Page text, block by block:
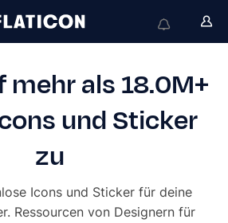
mehr als 18.0M+
und Sticker
zu
Icons und Sticker für deine
Ressourcen von Designern für